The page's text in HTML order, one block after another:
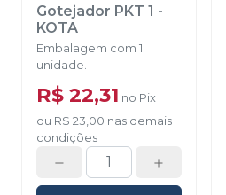
Gotejador PKT 1 -
KOTA
Embalagem com 1
unidade.
R$ 22,31 no Pix
ou R$ 23,00 nas demais
condições